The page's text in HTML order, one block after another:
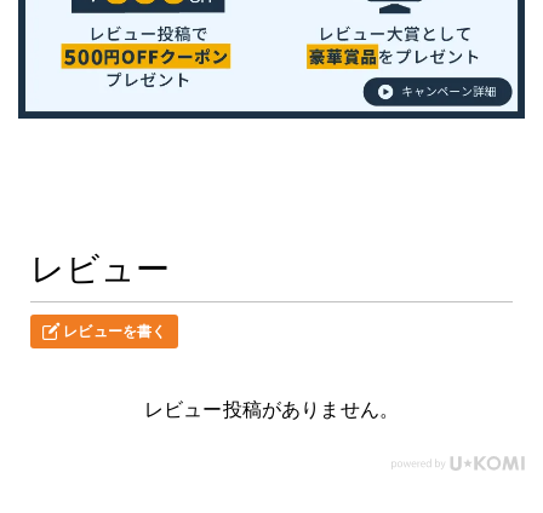
レビュー
レビューを書く
レビュー投稿がありません。